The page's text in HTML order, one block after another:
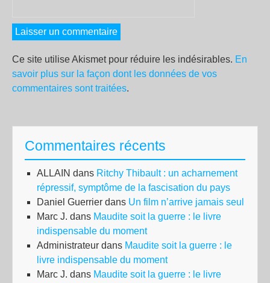
Ce site utilise Akismet pour réduire les indésirables. En
savoir plus sur la façon dont les données de vos
commentaires sont traitées.
Commentaires récents
ALLAIN dans Ritchy Thibault : un acharnement
répressif, symptôme de la fascisation du pays
Daniel Guerrier dans Un film n’arrive jamais seul
Marc J. dans Maudite soit la guerre : le livre
indispensable du moment
Administrateur dans Maudite soit la guerre : le
livre indispensable du moment
Marc J. dans Maudite soit la guerre : le livre